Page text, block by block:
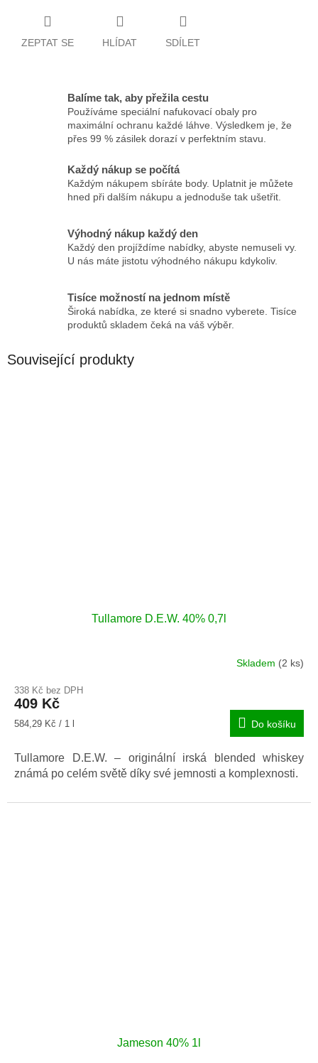
ZEPTAT SE HLÍDAT SDÍLET
Balíme tak, aby přežila cestu
Používáme speciální nafukovací obaly pro
maximální ochranu každé láhve. Výsledkem je, že
přes 99 % zásilek dorazí v perfektním stavu.
Každý nákup se počítá
Každým nákupem sbíráte body. Uplatnit je můžete
hned při dalším nákupu a jednoduše tak ušetřit.
Výhodný nákup každý den
Každý den projíždíme nabídky, abyste nemuseli vy.
U nás máte jistotu výhodného nákupu kdykoliv.
Tisíce možností na jednom místě
Široká nabídka, ze které si snadno vyberete. Tisíce
produktů skladem čeká na váš výběr.
Související produkty
Tullamore D.E.W. 40% 0,7l
Skladem (2 ks)
338 Kč bez DPH
409 Kč
Měrná
584,29 Kč / 1 l Do košíku
Tullamore D.E.W. – originální irská blended whiskey
známá po celém světě díky své jemnosti a komplexnosti.
Jameson 40% 1l